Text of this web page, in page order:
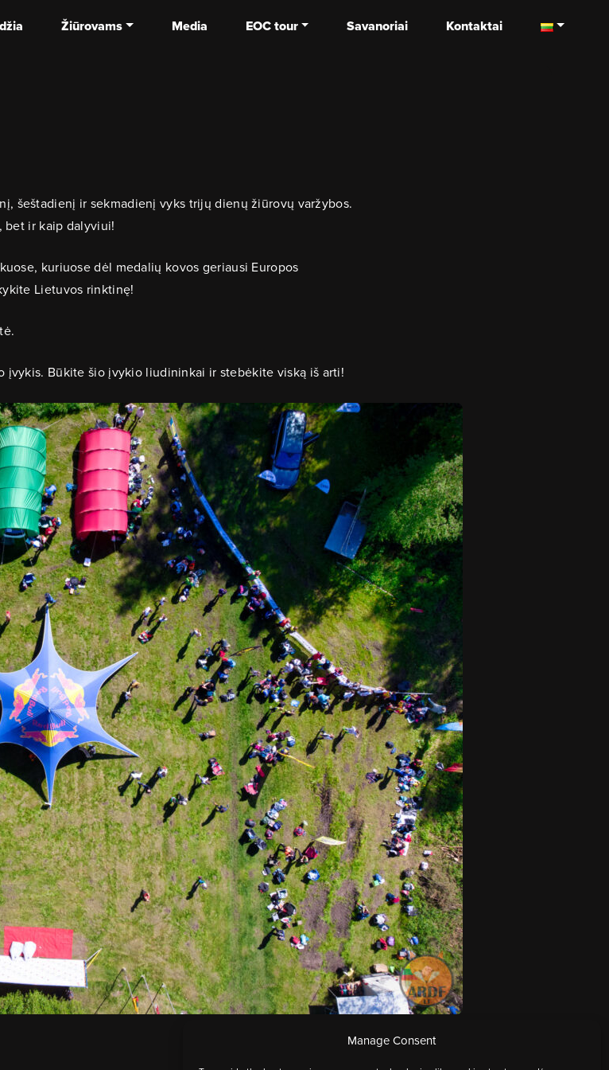
Manage Consent
Žiūrovams Media EOC tour Savanoriai Kontaktai
šeštadienį ir sekmadienį vyks trijų dienų žiūrovų varžybos.
bet ir kaip dalyviui!
kuriuose dėl medalių kovos geriausi Europos
Lietuvos rinktinę!
įvykis. Būkite šio įvykio liudininkai ir stebėkite viską iš arti!